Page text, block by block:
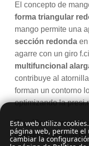
El concepto de
forma triangular
mango permite una
sección redonda
agarre con un giro
multifuncional
contribuye al
forman un contorno
optimizando la
El gráfico
mango de la serie de
Esta web utiliza
página web, permite el
cambiar la